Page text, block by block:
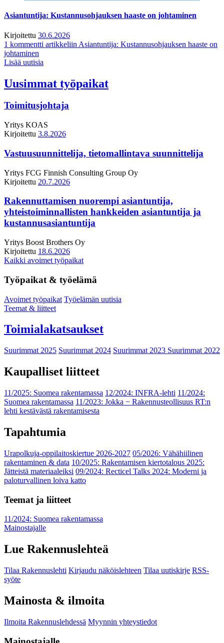
Asiantuntija: Kustannusohjauksen haaste on johtaminen
Kirjoitettu 30.6.2026
1 kommentti artikkeliin Asiantuntija: Kustannusohjauksen haaste on
johtaminen
Lisää uutisia
Uusimmat työpaikat
Toimitusjohtaja
Yritys KOAS
Kirjoitettu 3.8.2026
Vastuusuunnittelija, tietomallintava suunnittelija
Yritys FCG Finnish Consulting Group Oy
Kirjoitettu 20.7.2026
Rakennuttamisen nuorempi asiantuntija,
yhteistoiminnallisten hankkeiden asiantuntija ja
kustannusasiantuntija
Yritys Boost Brothers Oy
Kirjoitettu 18.6.2026
Kaikki avoimet työpaikat
Työpaikat & työelämä
Avoimet työpaikat Työelämän uutisia
Teemat & liitteet
Toimialakatsaukset
Suurimmat 2025 Suurimmat 2024 Suurimmat 2023 Suurimmat 2022
Kaupalliset liitteet
11/2025: Suomea rakentamassa 12/2024: INFRA-lehti 11/2024:
Suomea rakentamassa 11/2023: Jokka − Rakennusteollisuus RT:n
lehti kestävästä rakentamisesta
Tapahtumia
Urapolkuja-oppilaitoskiertue 2026-2027 05/2026: Vähähiilinen
rakentaminen & data 10/2025: Rakentamisen kiertotalous 2025:
Jätteistä materiaaleiksi 09/2024: Recticel Talks 2024: Moderni ja
paloturvallinen loiva katto
Teemat ja liitteet
11/2024: Suomea rakentamassa
Mainostajalle
Lue Rakennuslehteä
Tilaa Rakennuslehti Kirjaudu näköislehteen Tilaa uutiskirje RSS-
syöte
Mainosta & ilmoita
Ilmoita Rakennuslehdessä Myynnin yhteystiedot